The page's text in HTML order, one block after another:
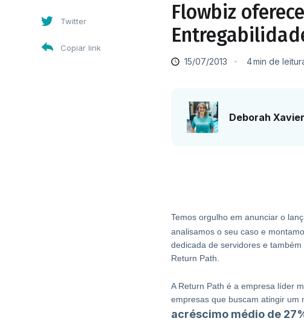
Twitter
Copiar link
Flowbiz
15/07/2013 4min de
Deborah Xavier
Temos orgulho em anunciar o
analisamos o seu caso e
dedicada de servidores e
Return Path.
A Return Path é a empresa líder
empresas que buscam atingir um
acréscimo médio de